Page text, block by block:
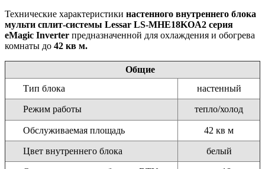
Технические характеристики настенного внутреннего блока
мульти сплит-системы Lessar LS-MHE18KOA2 серия
eMagic Inverter предназначенной для охлаждения и обогрева
комнаты до 42 кв м.
Общие
Тип блока
настенный
Режим работы тепло/холод
Обслуживаемая площадь 42 кв м
Цвет внутреннего блока белый